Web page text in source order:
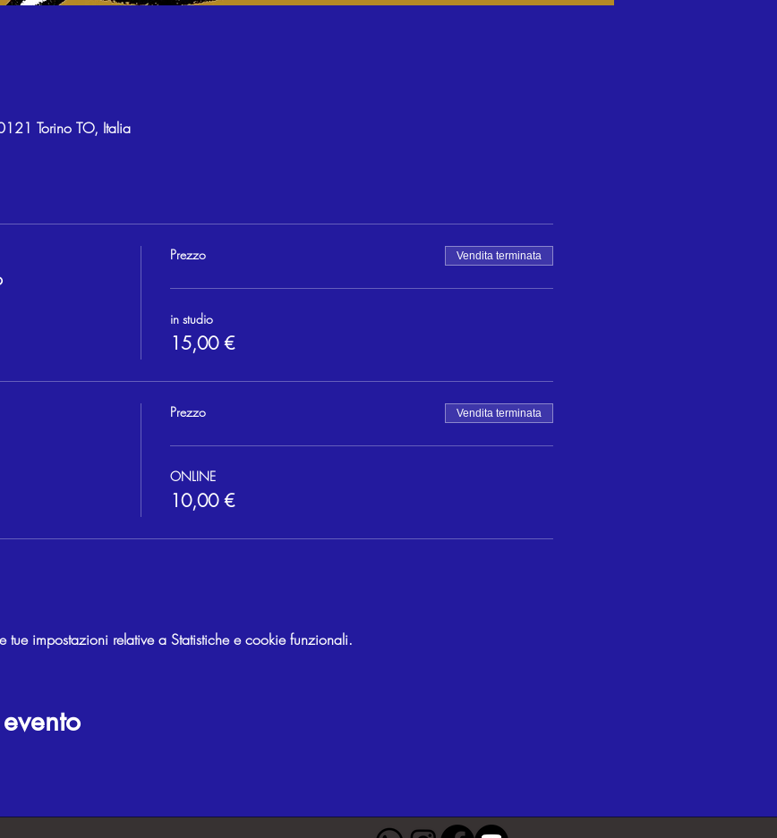
Torino TO, Italia
Prezzo Vendita terminata
in studio
15,00 €
Prezzo Vendita terminata
ONLINE
10,00 €
impostazioni relative a Statistiche e cookie funzionali.